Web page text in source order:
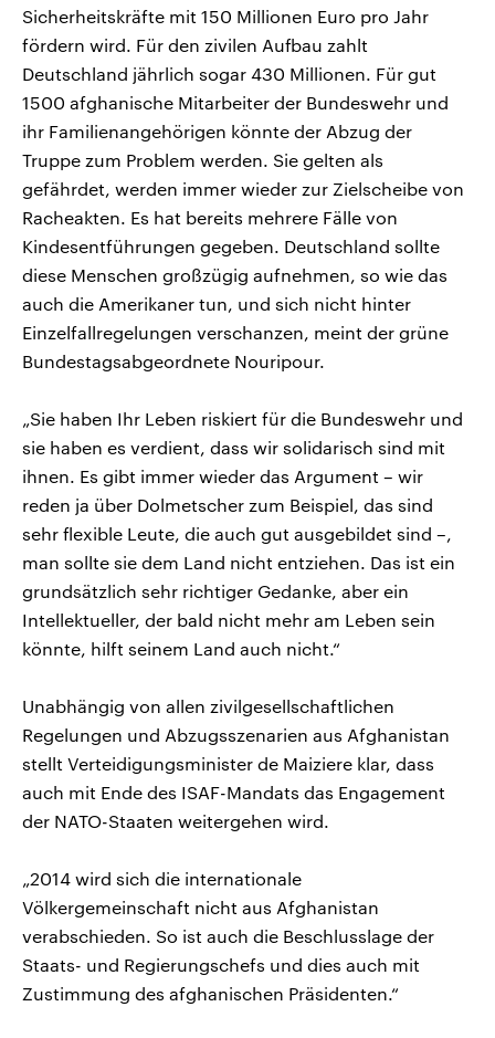
Sicherheitskräfte mit 150 Millionen Euro pro Jahr
fördern wird. Für den zivilen Aufbau zahlt
Deutschland jährlich sogar 430 Millionen. Für gut
1500 afghanische Mitarbeiter der Bundeswehr und
ihr Familienangehörigen könnte der Abzug der
Truppe zum Problem werden. Sie gelten als
gefährdet, werden immer wieder zur Zielscheibe von
Racheakten. Es hat bereits mehrere Fälle von
Kindesentführungen gegeben. Deutschland sollte
diese Menschen großzügig aufnehmen, so wie das
auch die Amerikaner tun, und sich nicht hinter
Einzelfallregelungen verschanzen, meint der grüne
Bundestagsabgeordnete Nouripour.
„Sie haben Ihr Leben riskiert für die Bundeswehr und
sie haben es verdient, dass wir solidarisch sind mit
ihnen. Es gibt immer wieder das Argument – wir
reden ja über Dolmetscher zum Beispiel, das sind
sehr flexible Leute, die auch gut ausgebildet sind –,
man sollte sie dem Land nicht entziehen. Das ist ein
grundsätzlich sehr richtiger Gedanke, aber ein
Intellektueller, der bald nicht mehr am Leben sein
könnte, hilft seinem Land auch nicht.“
Unabhängig von allen zivilgesellschaftlichen
Regelungen und Abzugsszenarien aus Afghanistan
stellt Verteidigungsminister de Maiziere klar, dass
auch mit Ende des ISAF-Mandats das Engagement
der NATO-Staaten weitergehen wird.
„2014 wird sich die internationale
Völkergemeinschaft nicht aus Afghanistan
verabschieden. So ist auch die Beschlusslage der
Staats- und Regierungschefs und dies auch mit
Zustimmung des afghanischen Präsidenten.“